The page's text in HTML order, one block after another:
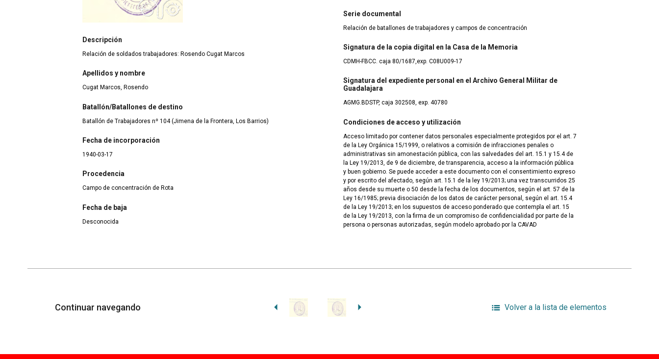
Descripción
Relación de soldados trabajadores: Rosendo Cugat Marcos
Apellidos y nombre
Cugat Marcos, Rosendo
Batallón/Batallones de destino
Batallón de Trabajadores nº 104 (Jimena de la Frontera, Los Barrios)
Fecha de incorporación
1940-03-17
Procedencia
Campo de concentración de Rota
Fecha de baja
Desconocida
Serie documental
Relación de batallones de trabajadores y campos de concentración
Signatura de la copia digital en la Casa de la Memoria
CDMH-FBCC. caja 80/1687,exp. C08U009-17
Signatura del expediente personal en el Archivo General Militar de
Guadalajara
AGMG.BDSTP, caja 302508, exp. 40780
Condiciones de acceso y utilización
Acceso limitado por contener datos personales especialmente protegidos por el art. 7
de la Ley Orgánica 15/1999, o relativos a comisión de infracciones penales o
administrativas sin amonestación pública, con las salvedades del art. 15.1 y 15.4 de
la Ley 19/2013, de 9 de diciembre, de transparencia, acceso a la información pública
y buen gobierno. Se puede acceder a este documento con el consentimiento expreso
y por escrito del afectado, según art. 15.1 de la ley 19/2013; una vez transcurridos 25
años desde su muerte o 50 desde la fecha de los documentos, según el art. 57 de la
Ley 16/1985; previa disociación de los datos de carácter personal, según el art. 15.4
de la Ley 19/2013; en los supuestos de acceso ponderado que contempla el art. 15
de la Ley 19/2013, con la firma de un compromiso de confidencialidad por parte de la
persona o personas autorizadas, según modelo aprobado por la CAVAD
Continuar navegando Volver a la lista de elementos